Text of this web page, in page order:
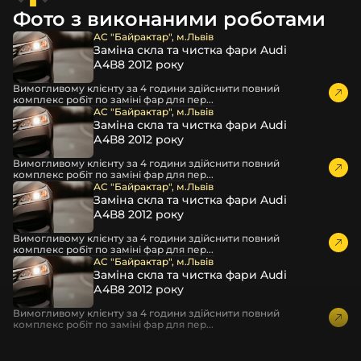
захисної стрейч-плівки, потім у додаткову плівку з
повітрям – і все це повноцінно захищає скло фари під
час перевезення та цілком прибирає вірогідність
пошкодження товару внаслідок механічних впливів під
час транспортування поштою.
Детальніше про доставку…
Комплектація товару виробника та зовнішній вигляд
товару можуть відрізнятися від фотографій,
представлених на сайті.
Якщо ви шукаєте такі послуги, як заміна скла фари,
розпакування та перепакування фар, відновлення та
ремонт фар, заміна лінз Xenon LED BI-LED, ремонт скла,
корпусу та кріплення фари, налаштування світла,
коригування, діагностика та полірування фари, наші
партнерські сервіси готові надати допомогу по всій
Україні.
Ми опанували мистецтво автосвітла, і це підтвердять
тисячі задоволених клієнтів. Розмаїття вибору, постійна
наявність на складі, свіжі поступлення, доступна ціна,
Фото з виконаними роботами
АС "Байрактар", м.Львів
Заміна скла та чистка фари Audi
А4В8 2012 року
Вимогливому клієнту за 4 години здійснити повний
комплекс робіт по заміні фар для пер...
АС "Байрактар", м.Львів
Заміна скла та чистка фари Audi
А4В8 2012 року
Вимогливому клієнту за 4 години здійснити повний
комплекс робіт по заміні фар для пер...
АС "Байрактар", м.Львів
Заміна скла та чистка фари Audi
А4В8 2012 року
Вимогливому клієнту за 4 години здійснити повний
комплекс робіт по заміні фар для пер...
АС "Байрактар", м.Львів
Заміна скла та чистка фари Audi
А4В8 2012 року
Вимогливому клієнту за 4 години здійснити повний
комплекс робіт по заміні фар для пер...